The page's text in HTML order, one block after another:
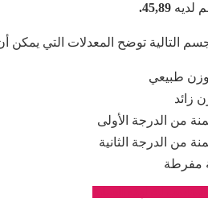
لديه 45,89.
التالية توضح المعدلات التي يمكن أن